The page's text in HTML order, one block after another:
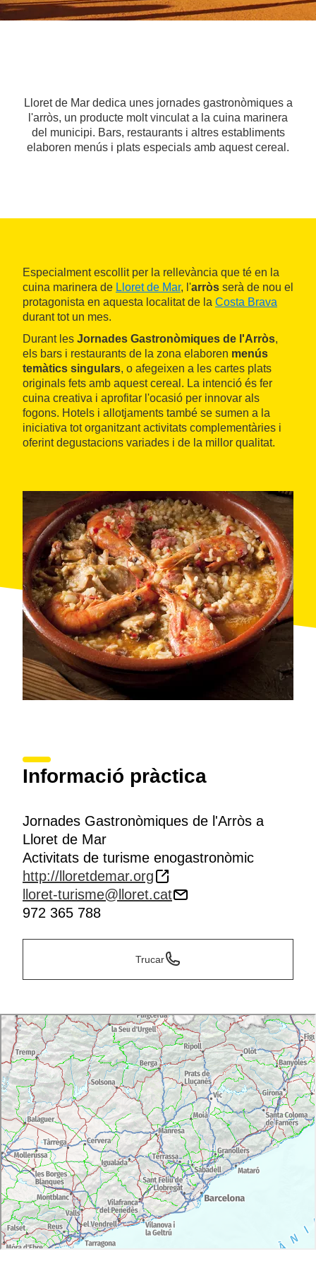
Lloret de Mar dedica unes jornades gastronòmiques a
l'arròs, un producte molt vinculat a la cuina marinera
del municipi. Bars, restaurants i altres establiments
elaboren menús i plats especials amb aquest cereal.
Especialment escollit per la rellevància que té en la
cuina marinera de Lloret de Mar, l'arròs serà de nou el
protagonista en aquesta localitat de la Costa Brava
durant tot un mes.
Durant les Jornades Gastronòmiques de l'Arròs,
els bars i restaurants de la zona elaboren menús
temàtics singulars, o afegeixen a les cartes plats
originals fets amb aquest cereal. La intenció és fer
cuina creativa i aprofitar l'ocasió per innovar als
fogons. Hotels i allotjaments també se sumen a la
iniciativa tot organitzant activitats complementàries i
oferint degustacions variades i de la millor qualitat.
Informació pràctica
Jornades Gastronòmiques de l'Arròs a
Lloret de Mar
Activitats de turisme enogastronòmic
http://lloretdemar.org
lloret-turisme@lloret.cat
972 365 788
Trucar